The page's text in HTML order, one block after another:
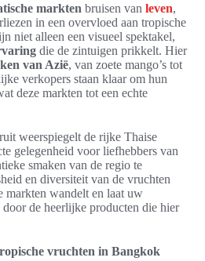
markten bruisen van leven,
in een overvloed aan tropische
niet alleen een visueel spektakel,
die de zintuigen prikkelt. Hier
van Azië, van zoete mango’s tot
verkopers staan klaar om hun
deze markten tot een echte
weerspiegelt de rijke Thaise
gelegenheid voor liefhebbers van
smaken van de regio te
en diversiteit van de vruchten
wandelt en laat uw
de heerlijke producten die hier
vruchten in Bangkok